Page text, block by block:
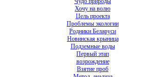
Хочу на волю
Цель проекта
Проблемы экологии
Родники Беларуси
Новинская крыница
Подземные воды
Первый этап
возрождение
Взятие проб